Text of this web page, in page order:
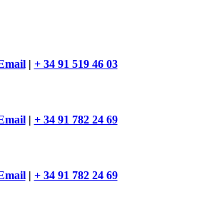
| + 34 91 519 46 03
| + 34 91 782 24 69
| + 34 91 782 24 69